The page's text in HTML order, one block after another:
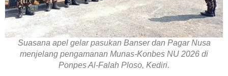
Suasana apel gelar pasukan Banser dan Pagar Nusa
menjelang pengamanan Munas-Konbes NU 2026 di
Ponpes Al-Falah Ploso, Kediri.